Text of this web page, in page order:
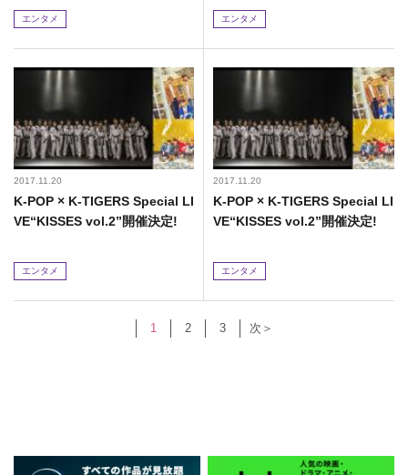
エンタメ
初放送スタート!
エンタメ
2017.11.20
K-POP × K-TIGERS Special LI
VE“KISSES vol.2”開催決定!
エンタメ
2017.11.20
K-POP × K-TIGERS Special LI
VE“KISSES vol.2”開催決定!
エンタメ
1 2 3 次＞